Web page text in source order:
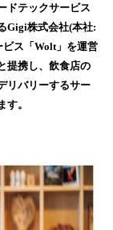
ドテックサービス
Gigi株式会社(本社:
ス「Wolt」を運営
提携し、飲食店の
リバリーするサー
。